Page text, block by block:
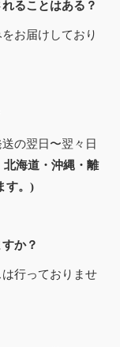
ることはある？
お届けしており
の翌日〜翌々日
北海道・沖縄・離
す。)
か？
行っておりませ